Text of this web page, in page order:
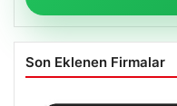
Son Eklenen Firmalar